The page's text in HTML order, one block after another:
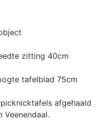
zitting 40cm
tafelblad 75cm
afgehaald